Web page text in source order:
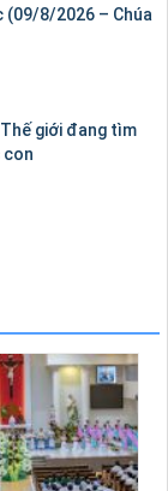
8/2026 – Chúa
giới đang tìm
con